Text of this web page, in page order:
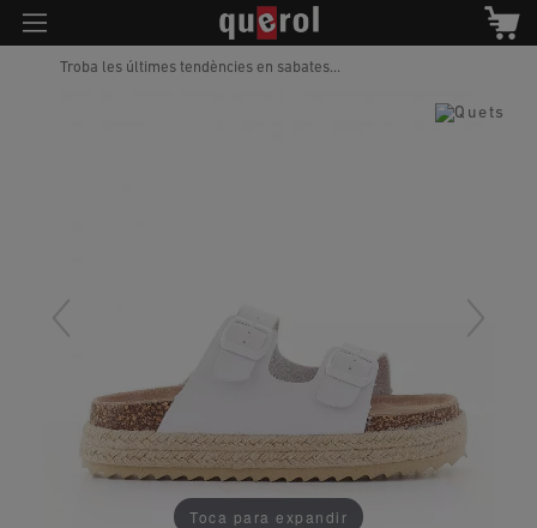
Troba les últimes tendències en sabates...
Toca para expandir